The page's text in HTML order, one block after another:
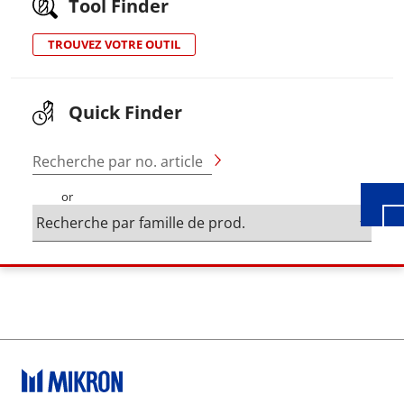
Tool Finder
TROUVEZ VOTRE OUTIL
Quick Finder
Recherche par no. article
or